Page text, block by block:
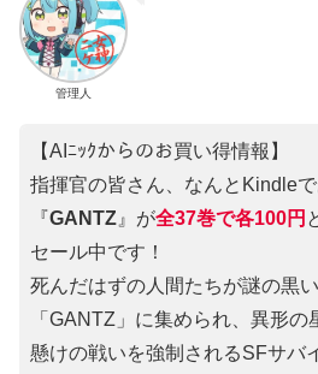
管理人
【AIﾆｯｸからのお買い得情報】
指揮官の皆さん、なんとKindle
『GANTZ 』が全37巻で各100円
セール中です！
死んだはずの人間たちが謎の黒
「GANTZ」に集められ、異形の
懸けの戦いを強制されるSFサバ